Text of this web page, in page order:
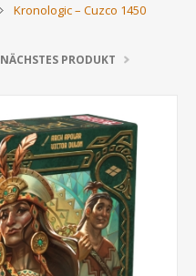
Kronologic – Cuzco 1450
NÄCHSTES PRODUKT